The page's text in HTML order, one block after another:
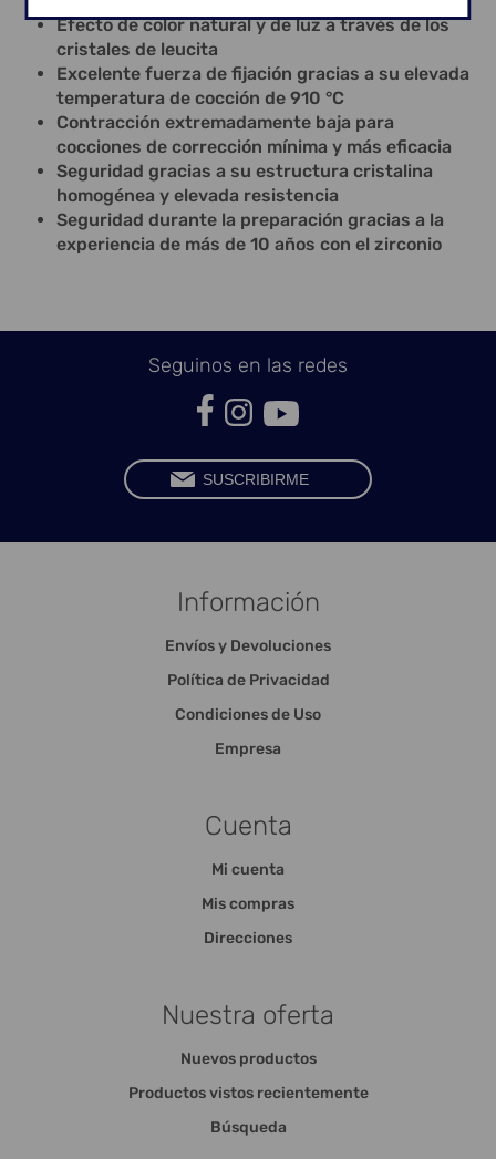
Efecto de color natural y de luz a través de los
cristales de leucita
Excelente fuerza de fijación gracias a su elevada
temperatura de cocción de 910 °C
Contracción extremadamente baja para
cocciones de corrección mínima y más eficacia
Seguridad gracias a su estructura cristalina
homogénea y elevada resistencia
Seguridad durante la preparación gracias a la
experiencia de más de 10 años con el zirconio
Seguinos en las redes
Información
Envíos y Devoluciones
Política de Privacidad
Condiciones de Uso
Empresa
Cuenta
Mi cuenta
Mis compras
Direcciones
Nuestra oferta
Nuevos productos
Productos vistos recientemente
Búsqueda